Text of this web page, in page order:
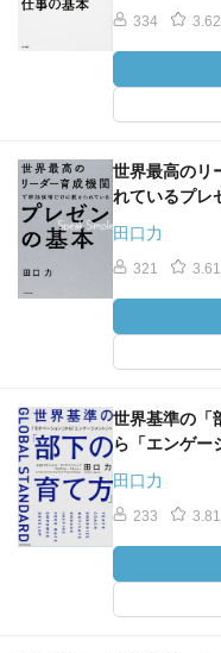
334 3.62
世界最高のリ
れているプレ
田口力
321 3.61
世界基準の「
ら「エンゲー
田口力
233 3.81